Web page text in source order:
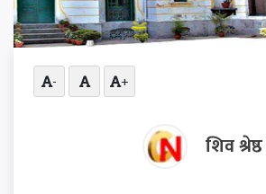
- +
शिव श्रेष्ठ